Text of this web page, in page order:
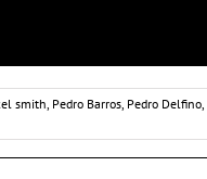
smith Pedro Barros, Pedro Delfino,